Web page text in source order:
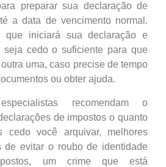
preparar sua declaração de
a data de vencimento normal.
que iniciará sua declaração e
seja cedo o suficiente para que
uma, caso precise de tempo
ou obter ajuda.
recomendam o
de impostos o quanto
cedo você arquivar, melhores
de evitar o roubo de identidade
um crime que está